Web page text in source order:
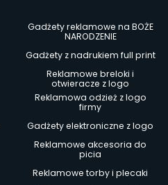
Gadżety reklamowe na BOŻE
NARODZENIE
Gadżety z nadrukiem full print
Reklamowe breloki i
otwieracze z logo
Reklamowa odzież z logo
firmy
Gadżety elektroniczne z logo
Reklamowe akcesoria do
picia
Reklamowe torby i plecaki